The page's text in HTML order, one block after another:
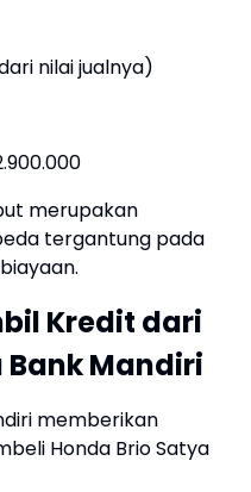
nilai jualnya)
merupakan
tergantung pada
Kredit dari
Bank Mandiri
memberikan
Honda Brio Satya